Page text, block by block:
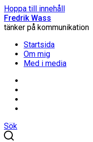
Hoppa till innehåll
Fredrik Wass
tänker på kommunikation
Startsida
Om mig
Med i media
Sök